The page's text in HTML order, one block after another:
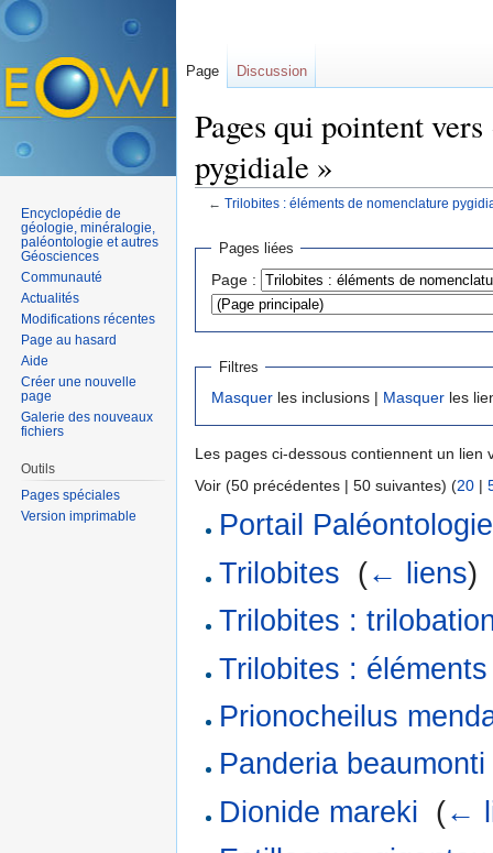
Pages qui pointent
pygidiale »
← Trilobites : éléments de nomenclature
Pages liées
Page :
Filtres
Masquer les inclusions | Masquer les
Les pages ci-dessous contiennent un lien
Voir (50 précédentes | 50 suivantes) (20 |
Portail Paléontologie
Trilobites (← liens)
Trilobites :
Trilobites :
Prionocheilus
Panderia beaumonti
Dionide mareki (←
Page Discussion
Encyclopédie de
géologie, minéralogie,
paléontologie et autres
Géosciences
Communauté
Actualités
Modifications récentes
Page au hasard
Aide
Créer une nouvelle
page
Galerie des nouveaux
fichiers
Outils
Pages spéciales
Version imprimable